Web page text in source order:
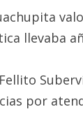
llevaba
por